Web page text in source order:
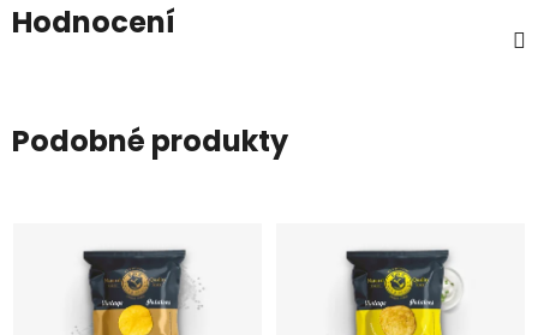
Hodnocení
Podobné produkty